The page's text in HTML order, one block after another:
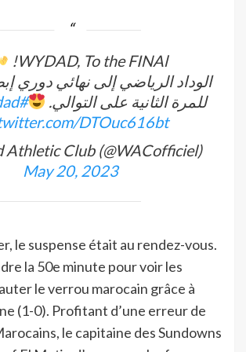
WYDAD, To the FINAl!
الوداد الرياضي إلى نهائي دوري
للمرة الثانية على التوالي.
#DimaWydad
DTOuc616bt
Athletic Club (@WACofficiel)
May 20, 2023
le suspense était au rendez-vous.
la 50e minute pour voir les
le verrou marocain grâce à
(1-0). Profitant d’une erreur de
le capitaine des Sundowns